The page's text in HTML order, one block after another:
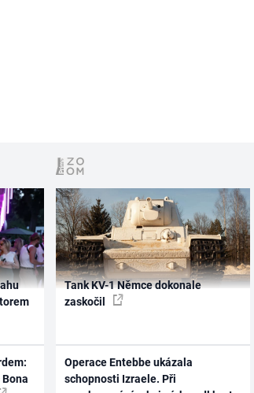
Tank KV-1 Němce dokonale
zaskočil
Operace Entebbe ukázala
schopnosti Izraele. Při